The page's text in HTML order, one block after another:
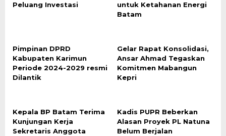
Peluang Investasi
untuk Ketahanan Energi
Batam
Pimpinan DPRD
Kabupaten Karimun
Periode 2024-2029 resmi
Dilantik
Gelar Rapat Konsolidasi,
Ansar Ahmad Tegaskan
Komitmen Mabangun
Kepri
Kepala BP Batam Terima
Kunjungan Kerja
Sekretaris Anggota
Kadis PUPR Beberkan
Alasan Proyek PL Natuna
Belum Berjalan